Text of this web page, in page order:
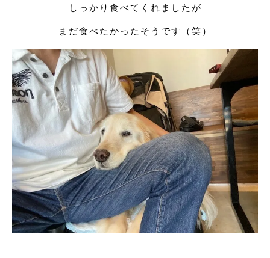
しっかり食べてくれましたが
まだ食べたかったそうです（笑）